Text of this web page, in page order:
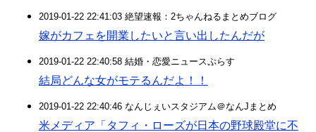
2019-01-22 22:41:03 絶望速報：2ちゃんねるまとめブログ
嫁がカフェを開業したいと言い出したんだが
2019-01-22 22:40:58 結婚・恋愛ニュースぷらす
結局どんな女がモテるんだよ！！
2019-01-22 22:40:46 なんじぇいスタジアム＠なんJまとめ
米メディア「タフィ・ローズが日本の野球殿堂に不